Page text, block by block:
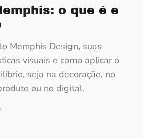
o que é e
Memphis Design, suas
visuais e como aplicar o
seja na decoração, no
ou no digital.